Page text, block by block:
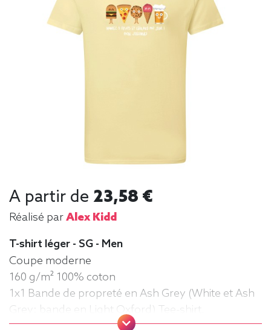
A partir de 23,58 €
Réalisé parAlex Kidd
T-shirt léger - SG - Men
Coupe moderne
160 g/m² 100% coton
1x1 Bande de propreté en Ash Grey (White et Ash
Grey: bande en Light Oxford) Tee-shirt,
manche courte, Léger, Homme, Col rond